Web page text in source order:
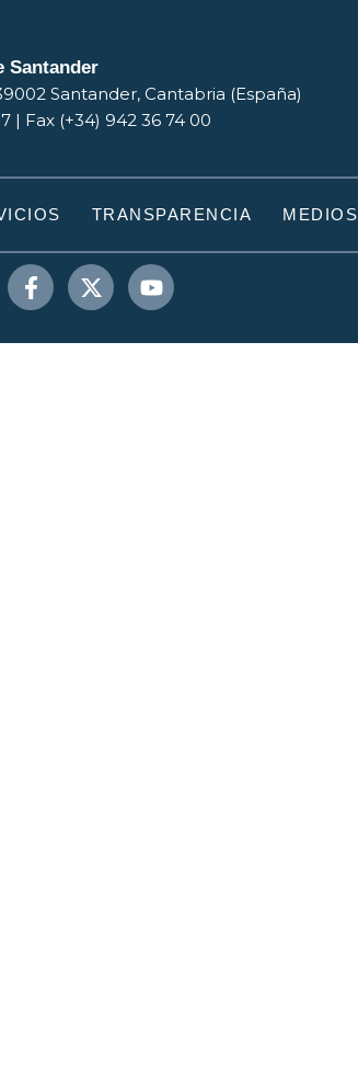
Santander
Santander, Cantabria (España)
| Fax (+34) 942 36 74 00
TRANSPARENCIA MEDIOS